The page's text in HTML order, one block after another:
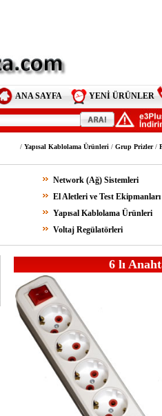
ANA SAYFA YENİ ÜRÜNLER
/ Yapısal Kablolama Ürünleri / Grup Prizler/
Network (Ağ) Sistemleri
El Aletleri ve Test Ekipmanları
Yapısal Kablolama Ürünleri
Voltaj Regülatörleri
6 lı